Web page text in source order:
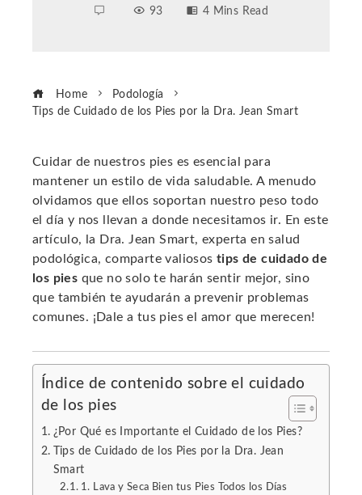
93
4 Mins Read
Home
Podología
Tips de Cuidado de los Pies por la Dra. Jean Smart
Cuidar de nuestros pies es esencial para
mantener un estilo de vida saludable. A menudo
olvidamos que ellos soportan nuestro peso todo
el día y nos llevan a donde necesitamos ir. En este
artículo, la Dra. Jean Smart, experta en salud
podológica, comparte valiosos tips de cuidado de
los pies que no solo te harán sentir mejor, sino
que también te ayudarán a prevenir problemas
comunes. ¡Dale a tus pies el amor que merecen!
Índice de contenido sobre el cuidado
de los pies
¿Por Qué es Importante el Cuidado de los Pies?
Tips de Cuidado de los Pies por la Dra. Jean
Smart
1. Lava y Seca Bien tus Pies Todos los Días